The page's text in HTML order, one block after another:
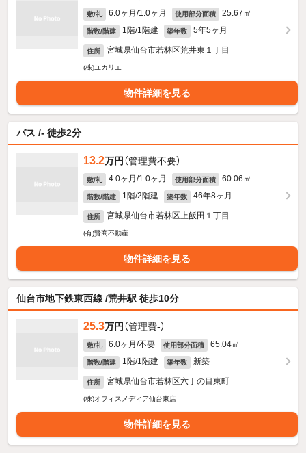
敷/礼 6.0ヶ月/1.0ヶ月 使用部分面積 25.67㎡
階数/階建 1階/1階建 築年数 5年5ヶ月
住所 宮城県仙台市若林区荒井東１丁目
(株)ユカリエ
物件詳細を見る
バス /- 徒歩2分
13.2万円 （管理費不要）
敷/礼 4.0ヶ月/1.0ヶ月 使用部分面積 60.06㎡
階数/階建 1階/2階建 築年数 46年8ヶ月
住所 宮城県仙台市若林区上飯田１丁目
(有)賢商不動産
物件詳細を見る
仙台市地下鉄東西線 /荒井駅 徒歩10分
25.3万円 （管理費-）
敷/礼 6.0ヶ月/不要 使用部分面積 65.04㎡
階数/階建 1階/1階建 築年数 新築
住所 宮城県仙台市若林区六丁の目東町
(株)オフィスメディア仙台東店
物件詳細を見る